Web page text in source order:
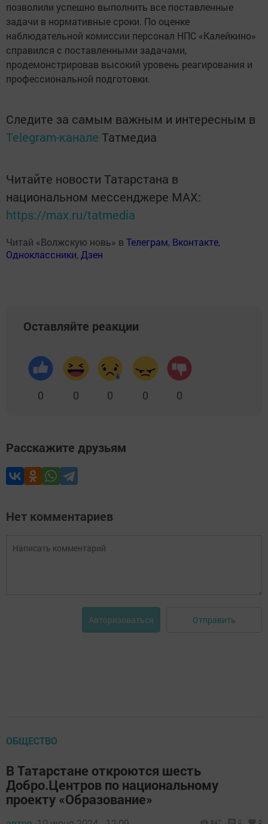
позволили успешно выполнить все поставленные
задачи в нормативные сроки. По оценке
наблюдательной комиссии персонал НПС «Калейкино»
справился с поставленными задачами,
продемонстрировав высокий уровень реагирования и
профессиональной подготовки.
Следите за самым важным и интересным в
Telegram-канале Татмедиа
Читайте новости Татарстана в
национальном мессенджере MАХ:
https://max.ru/tatmedia
Читай «Волжскую новь» в Телеграм, Вконтакте,
Одноклассники,Дзен
Оставляйте реакции
0 0 0 0 0
Расскажите друзьям
Нет комментариев
Авторизоваться Отправить
ОБЩЕСТВО
В Татарстане откроются шесть
Добро.Центров по национальному
проекту «Образование»
647 0 0